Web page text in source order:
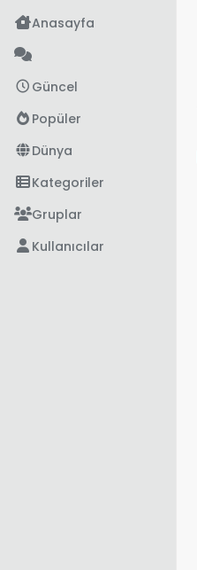
İçeriğe atla
Anasayfa
Güncel
Popüler
Dünya
Kategoriler
Gruplar
Kullanıcılar